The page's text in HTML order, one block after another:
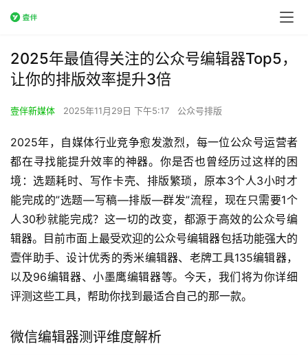
2025年最值得关注的公众号编辑器Top5，
让你的排版效率提升3倍
壹伴新媒体 2025年11月29日 下午5:17 公众号排版
2025年，自媒体行业竞争愈发激烈，每一位公众号运营者
都在寻找能提升效率的神器。你是否也曾经历过这样的困
境：选题耗时、写作卡壳、排版繁琐，原本3个人3小时才
能完成的”选题—写稿—排版—群发”流程，现在只需要1个
人30秒就能完成？这一切的改变，都源于高效的公众号编
辑器。目前市面上最受欢迎的公众号编辑器包括功能强大的
壹伴助手、设计优秀的秀米编辑器、老牌工具135编辑器，
以及96编辑器、小墨鹰编辑器等。今天，我们将为你详细
评测这些工具，帮助你找到最适合自己的那一款。
微信编辑器测评维度解析